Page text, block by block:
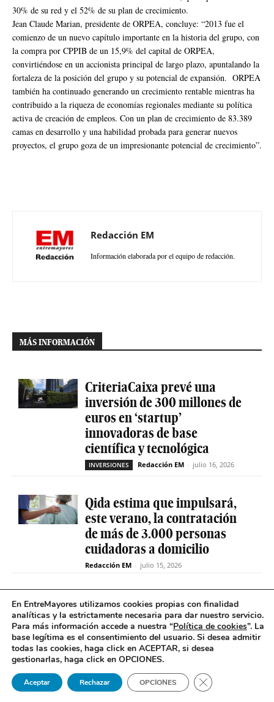
30% de su red y el 52% de su plan de crecimiento.
Jean Claude Marian, presidente de ORPEA, concluye: “2013 fue el
comienzo de un nuevo capítulo importante en la historia del grupo, con
la compra por CPPIB de un 15,9% del capital de ORPEA,
convirtiéndose en un accionista principal de largo plazo, apuntalando la
fortaleza de la posición del grupo y su potencial de expansión. ORPEA
también ha continuado generando un crecimiento rentable mientras ha
contribuido a la riqueza de economías regionales mediante su política
activa de creación de empleos. Con un plan de crecimiento de 83.389
camas en desarrollo y una habilidad probada para generar nuevos
proyectos, el grupo goza de un impresionante potencial de crecimiento”.
Redacción EM
Información elaborada por el equipo de redacción.
MÁS INFORMACIÓN
CriteriaCaixa prevé una
inversión de 300 millones de
euros en ‘startup’
innovadoras de base
científica y tecnológica
INVERSIONES Redacción EM - julio 16, 2026
Qida estima que impulsará,
este verano, la contratación
de más de 3.000 personas
cuidadoras a domicilio
Redacción EM - julio 15, 2026
La sociedad de capital riesgo
Axis invertirá hasta 15
millones en Qida para
acelerar su expansión
INVERSIONES Redacción EM
En EntreMayores utilizamos cookies propias con finalidad
analíticas y la estrictamente necesaria para dar nuestro servicio.
Para más información accede a nuestra “Política de cookies”. La
base legítima es el consentimiento del usuario. Si desea admitir
todas las cookies, haga click en ACEPTAR, si desea
gestionarlas, haga click en OPCIONES.
Aceptar Rechazar OPCIONES Cerrar el banner